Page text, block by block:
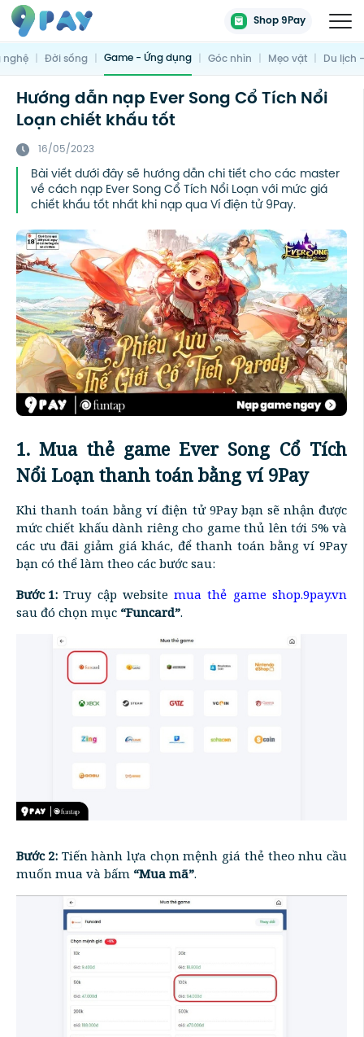
Shop 9Pay
nghệ | Đời sống | Game - Ứng dụng | Góc nhìn | Mẹo vặt | Du lịch
Hướng dẫn nạp Ever Song Cổ Tích Nổi
Loạn chiết khấu tốt
16/05/2023
Bài viết dưới đây sẽ hướng dẫn chi tiết cho các master
về cách nạp Ever Song Cổ Tích Nổi Loạn với mức giá
chiết khấu tốt nhất khi nạp qua Ví điện tử 9Pay.
1. Mua thẻ game Ever Song Cổ Tích
Nổi Loạn thanh toán bằng ví 9Pay
Khi thanh toán bằng ví điện tử 9Pay bạn sẽ nhận được
mức chiết khấu dành riêng cho game thủ lên tới 5% và
các ưu đãi giảm giá khác, để thanh toán bằng ví 9Pay
bạn có thể làm theo các bước sau:
Bước 1: Truy cập websitemua thẻ game shop.9pay.vn
sau đó chọn mục “Funcard”.
Bước 2: Tiến hành lựa chọn mệnh giá thẻ theo nhu cầu
muốn mua và bấm “Mua mã”.